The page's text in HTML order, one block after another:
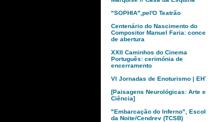
"SOPHIA",pel'O Teatrão
Centenário do Nascimento do
Compositor Manuel Faria: concerto
de abertura
XXII Caminhos do Cinema
Português: cerimónia de
encerramento
VI Jornadas de Enoturismo | EHTC
[Paisagens Neurológicas: Arte e
Ciência]
"Embarcação do Inferno", Escola
da Noite/Cendrev (TCSB)